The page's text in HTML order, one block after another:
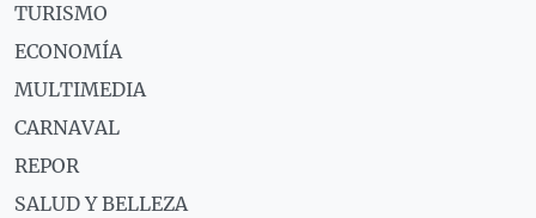
TURISMO
ECONOMÍA
MULTIMEDIA
CARNAVAL
REPOR
SALUD Y BELLEZA